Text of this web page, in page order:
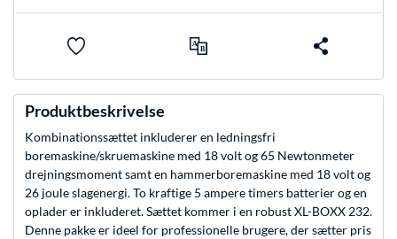
Produktbeskrivelse
Kombinationssættet inkluderer en ledningsfri
boremaskine/skruemaskine med 18 volt og 65 Newtonmeter
drejningsmoment samt en hammerboremaskine med 18 volt og
26 joule slagenergi. To kraftige 5 ampere timers batterier og en
oplader er inkluderet. Sættet kommer i en robust XL-BOXX 232.
Denne pakke er ideel for professionelle brugere, der sætter pris